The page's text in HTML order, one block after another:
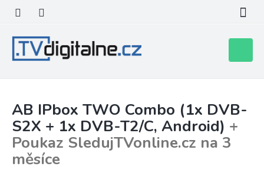
obsah
košík
AB IPbox TWO Combo (1x DVB-
S2X + 1x DVB-T2/C, Android) +
Poukaz SledujTVonline.cz na 3
měsíce